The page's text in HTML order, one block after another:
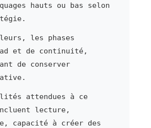
hauts ou bas selon
les phases
et de continuité,
de conserver
attendues à ce
lecture,
capacité à créer des